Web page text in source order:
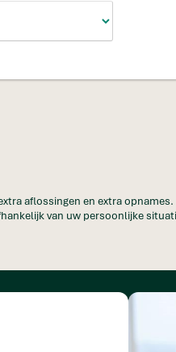
aflossingen en extra opnames.
van uw persoonlijke